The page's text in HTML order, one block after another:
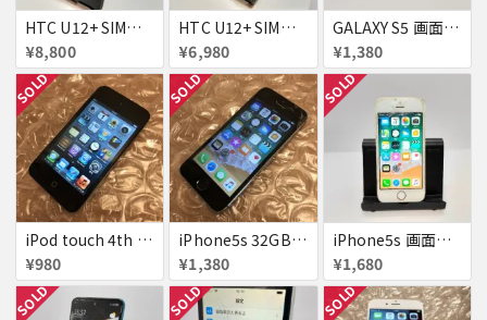
HTC U12+ SIMフリー 354395090093622
¥8,800
HTC U12+ SIMフリー 354395090091634
¥6,980
GALAXY S5 画面焼け docomo SC-04F
¥1,380
SOLD
iPod touch 4th 32GB バッテリー劣化あり
¥980
SOLD
iPhone5s 32GB docomo 画面割れ
¥1,380
SOLD
iPhone5s 画面割れ
¥1,680
SOLD SOLD SOLD